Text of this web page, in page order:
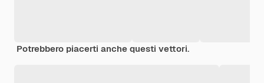
Potrebbero piacerti anche questi vettori.